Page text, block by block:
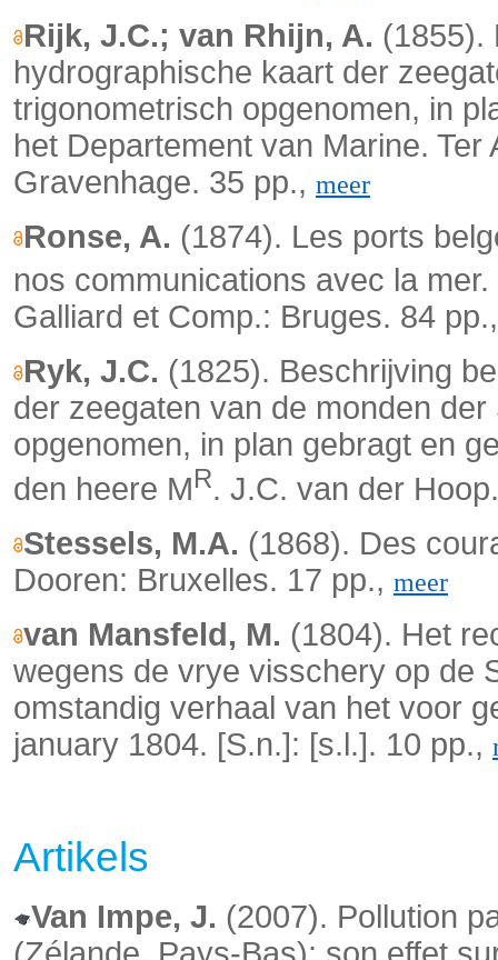
Rijk, J.C.; van Rhijn, A. (1855).
hydrographische kaart der
trigonometrisch opgenomen, in
het Departement van Marine.
Gravenhage. 35 pp., meer
Ronse, A. (1874). Les ports
nos communications avec la mer.
Galliard et Comp.: Bruges. 84
Ryk, J.C. (1825). Beschrijving
der zeegaten van de monden
opgenomen, in plan gebragt en
den heere MR. J.C. van der
Stessels, M.A. (1868). Des
Dooren: Bruxelles. 17 pp., meer
van Mansfeld, M. (1804). Het
wegens de vrye visschery op de
omstandig verhaal van het voor
january 1804. [S.n.]: [s.l.]. 10 pp.,
Artikels
Van Impe, J. (2007). Pollution